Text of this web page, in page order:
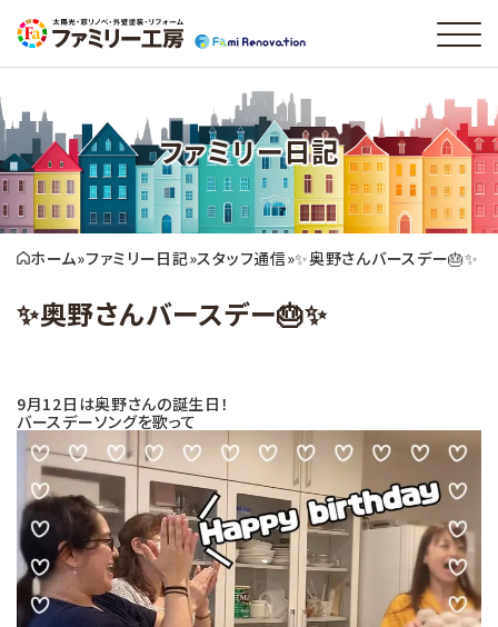
ファミリー日記
ホーム»ファミリー日記»スタッフ通信»✨奥野さんバースデー🎂✨
✨奥野さんバースデー🎂✨
9月12日は奥野さんの誕生日！
バースデーソングを歌って